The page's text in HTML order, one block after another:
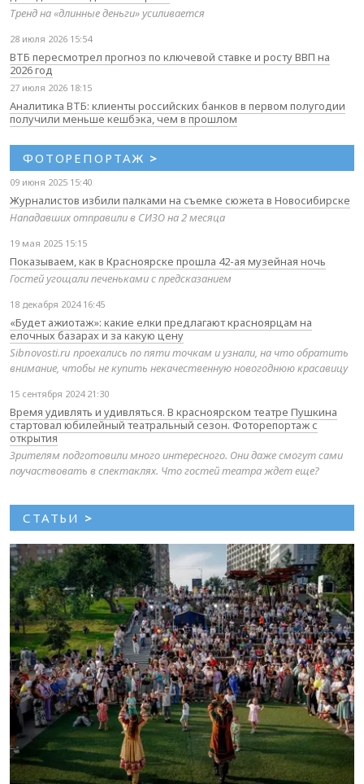
Тренд на «длинные деньги» усиливается
28 июля 2026 15:54
ВТБ пересмотрел прогноз по ключевой ставке и росту ВВП на
2026 год
27 июля 2026 18:15
Аналитика ВТБ: клиенты российских банков в первом полугодии
получили меньше кешбэка, чем в прошлом
ФОТОРЕПОРТАЖ >
09 июня 2025 15:40
Журналистов избили палками на съемке сюжета в Новосибирске
Нападавших отправили в СИЗО на 2 месяца
19 мая 2025 15:15
Показываем, как в Красноярске прошла 42-ая музейная ночь
Гостей угощали печеньками с предсказанием
18 декабря 2024 16:45
«Будет ажиотаж»: какие елки предлагают красноярцам на
елочных базарах и за какую цену
Sibnovosti.ru проехались по пяти точкам и узнали, на что обратить
внимание, чтобы не купить некачественную новогоднюю красавицу
15 сентября 2024 21:30
Время удивлять и удивляться. В красноярском театре Пушкина
стартовал юбилейный театральный сезон. Фоторепортаж с
открытия
Зрителям подготовили много интересного. Они даже смогут сами
поучаствовать в спектаклях. Что гостей театра ждет еще?
СТАТЬИ >